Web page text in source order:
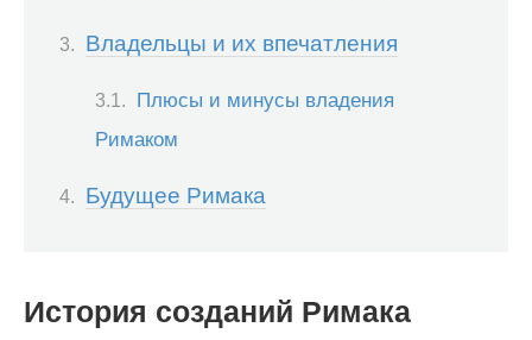
Владельцы и их впечатления
Плюсы и минусы владения
Римаком
Будущее Римака
История созданий Римака